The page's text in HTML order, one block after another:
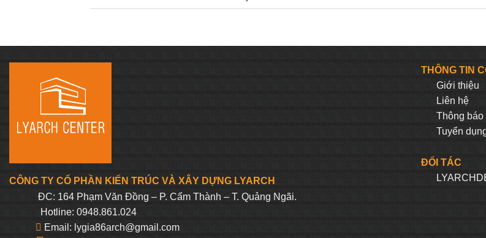
CÔNG TY CỔ PHẦN KIẾN TRÚC VÀ XÂY DỰNG LYARCH
ĐC: 164 Phạm Văn Đồng – P. Cẩm Thành – T. Quảng Ngãi.
Hotline: 0948.861.024
Email: lygia86arch@gmail.com
THÔNG TIN
Giới thiệu
Liên hệ
Thông báo
Tuyển
ĐỐI TÁC